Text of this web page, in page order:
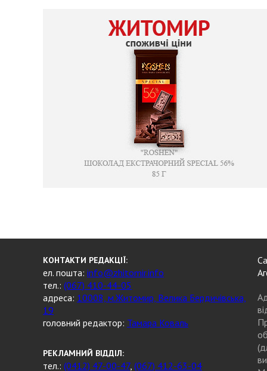
КОНТАКТИ РЕДАКЦІЇ:
ел. пошта: info@zhitomir.info
тел.: (067) 410-44-05
адреса: 10008, м.Житомир, Велика Бердичівська,
19
головний редактор: Тамара Коваль
РЕКЛАМНИЙ ВІДДІЛ:
тел.: (0412) 47-00-47, (067) 412-63-04